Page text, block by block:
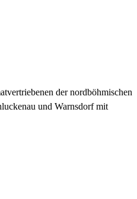
der nordböhmischen
und Warnsdorf mit